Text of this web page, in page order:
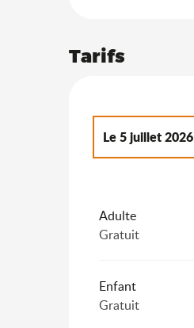
Tarifs
Le5 juillet 2026
Adulte
Gratuit
Enfant
Gratuit